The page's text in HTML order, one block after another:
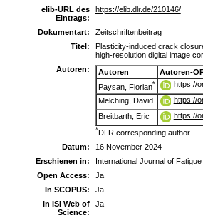
elib-URL des
Eintrags:
https://elib.dlr.de/210146/
Dokumentart:
Zeitschriftenbeitrag
Titel:
Plasticity-induced crack
high-resolution digital image
Autoren:
Autoren
Autoren-
Paysan, Florian*
https://
Melching, David
https://
Breitbarth, Eric
https://
*DLR corresponding author
Datum:
16 November 2024
Erschienen in:
International Journal of Fatigue
Open Access:
Ja
In SCOPUS:
Ja
In ISI Web of
Science:
Ja